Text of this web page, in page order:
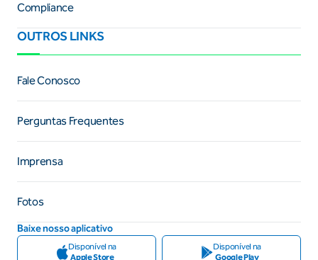
Compliance
OUTROS LINKS
Fale Conosco
Perguntas Frequentes
Imprensa
Fotos
Baixe nosso aplicativo
Disponível na
Apple Store
Disponível na
Google Play